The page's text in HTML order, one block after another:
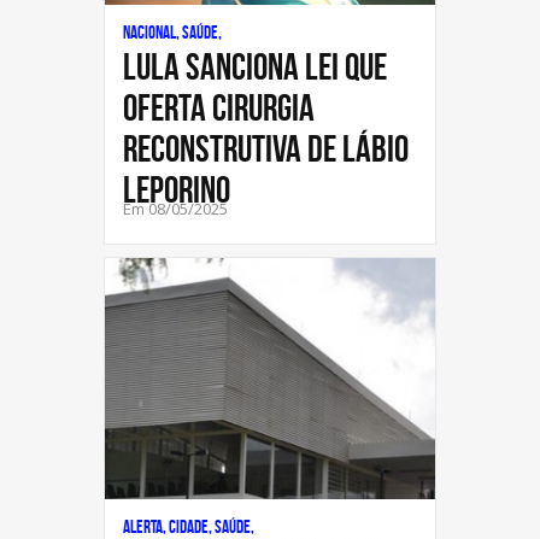
Nacional, Saúde,
Lula sanciona lei que
oferta cirurgia
reconstrutiva de lábio
leporino
Em 08/05/2025
Alerta, Cidade, Saúde,